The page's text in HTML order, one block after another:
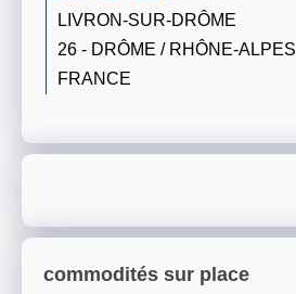
LIVRON-SUR-DRÔME
26 - DRÔME / RHÔNE-ALPES
FRANCE
commodités sur place